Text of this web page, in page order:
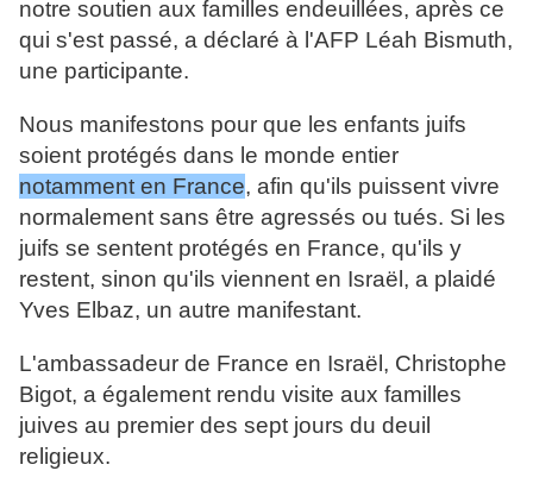
notre soutien aux familles endeuillées, après ce
qui s'est passé, a déclaré à l'AFP Léah Bismuth,
une participante.
Nous manifestons pour que les enfants juifs
soient protégés dans le monde entier
notamment en France, afin qu'ils puissent vivre
normalement sans être agressés ou tués. Si les
juifs se sentent protégés en France, qu'ils y
restent, sinon qu'ils viennent en Israël, a plaidé
Yves Elbaz, un autre manifestant.
L'ambassadeur de France en Israël, Christophe
Bigot, a également rendu visite aux familles
juives au premier des sept jours du deuil
religieux.